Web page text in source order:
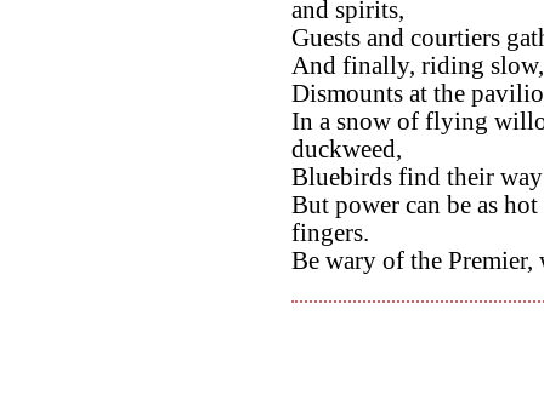
and spirits,
Guests and courtiers
And finally, riding
Dismounts at the
In a snow of flying
duckweed,
Bluebirds find their
But power can be as
fingers.
Be wary of the